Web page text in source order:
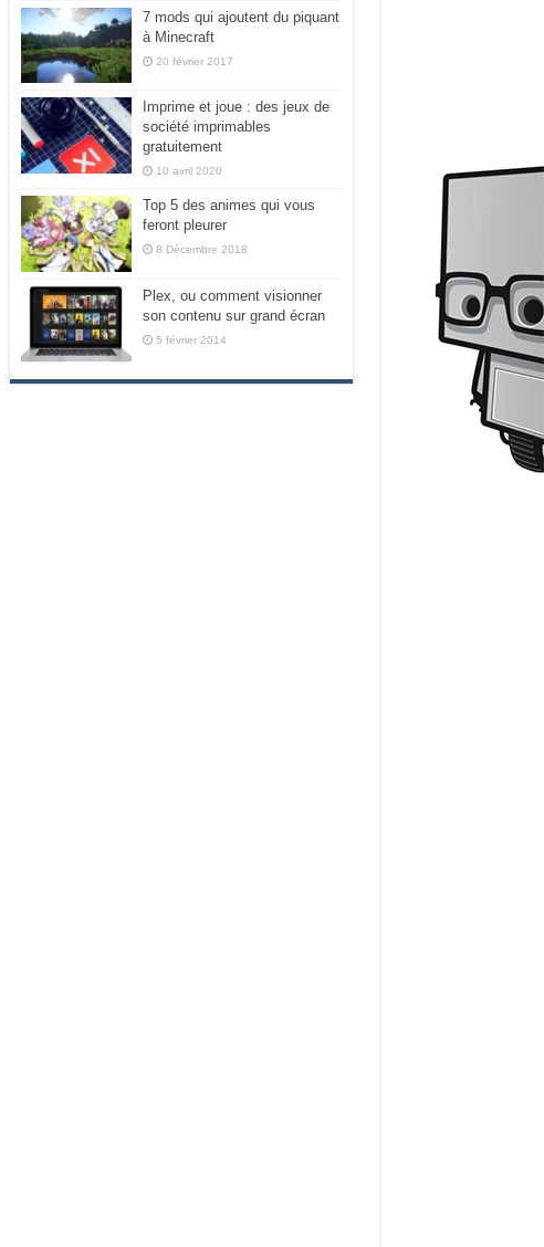
7 mods qui ajoutent du piquant
à Minecraft
20 février 2017
Imprime et joue : des jeux de
société imprimables
gratuitement
10 avril 2020
Top 5 des animes qui vous
feront pleurer
8 Décembre 2018
Plex, ou comment visionner
son contenu sur grand écran
5 février 2014